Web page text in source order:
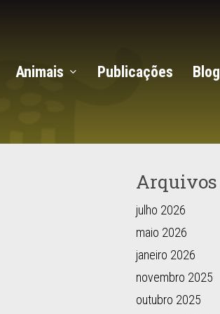
Animais Publicações Blog
Arquivos
julho 2026
maio 2026
janeiro 2026
novembro 2025
outubro 2025